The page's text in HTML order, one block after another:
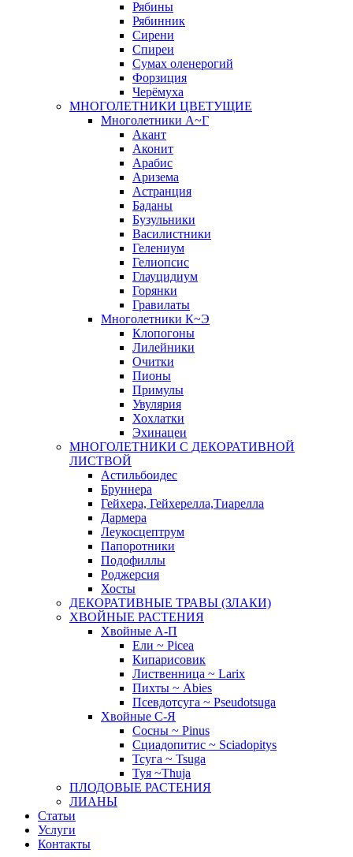
Рябины
Рябинник
Сирени
Спиреи
Сумах оленерогий
Форзиция
Черёмуха
МНОГОЛЕТНИКИ ЦВЕТУЩИЕ
Многолетники А~Г
Акант
Аконит
Арабис
Аризема
Астранция
Баданы
Бузульники
Василистники
Гелениум
Гелиопсис
Глауцидиум
Горянки
Гравилаты
Многолетники К~Э
Клопогоны
Лилейники
Очитки
Пионы
Примулы
Увулярия
Хохлатки
Эхинацеи
МНОГОЛЕТНИКИ С ДЕКОРАТИВНОЙ
ЛИСТВОЙ
Астильбоидес
Бруннера
Гейхера, Гейхерелла,Тиарелла
Дармера
Леукосцептрум
Папоротники
Подофиллы
Роджерсия
Хосты
ДЕКОРАТИВНЫЕ ТРАВЫ (ЗЛАКИ)
ХВОЙНЫЕ РАСТЕНИЯ
Хвойные А-П
Ели ~ Picea
Кипарисовик
Лиственница ~ Larix
Пихты ~ Abies
Псевдотсуга ~ Pseudotsuga
Хвойные С-Я
Сосны ~ Pinus
Сциадопитис ~ Sciadopitys
Тсуга ~ Tsuga
Туя ~Thuja
ПЛОДОВЫЕ РАСТЕНИЯ
ЛИАНЫ
Статьи
Услуги
Контакты